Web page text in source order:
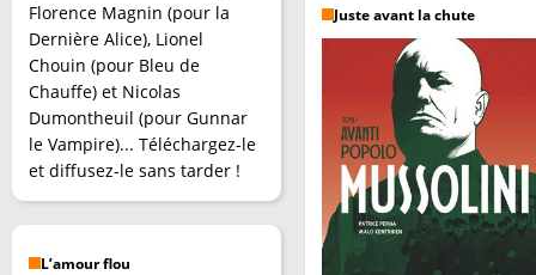
Florence Magnin (pour la
Dernière Alice), Lionel
Chouin (pour Bleu de
Chauffe) et Nicolas
Dumontheuil (pour Gunnar
le Vampire)... Téléchargez-le
et diffusez-le sans tarder !
L’amour flou
Juste avant la chute